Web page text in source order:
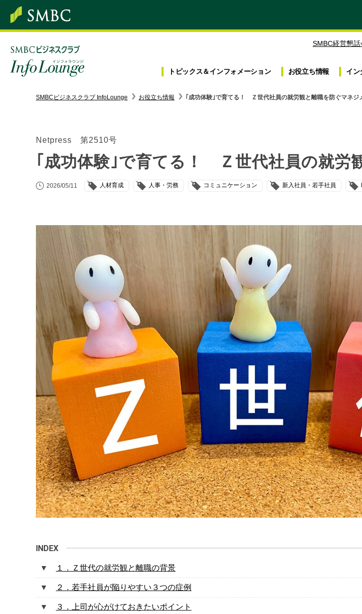
SMBC経営懇話
トピックス＆インフォメーション お役立ち情報 イン
トピックス＆インフォメーション
連載・コラム
イベント・セミナー
資料ダウンロード
InfoLoungeとは
プライバシーポリシー
本サイトのご利用にあたって
お問い合わせ
運営会社
SMBCビジネスクラブ InfoLounge お役立ち情報 ｢成功体験｣で育てる！ Ｚ世代社員の就労観と離職を防ぐマネジ
Netpress 第2510号
｢成功体験｣で育てる！ Ｚ世代社員の就労
2026/05/11 人材育成 人事・労務 コミュニケーション 新入社員・若手社員
１．Ｚ世代の就労観と離職の背景
２．若手社員が陥りやすい３つの症例
３．上司が心がけておきたいポイント